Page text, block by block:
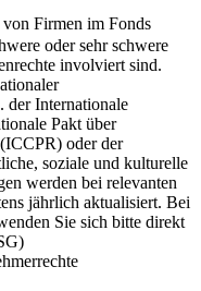
Firmen im Fonds
oder sehr schwere
involviert sind.
der Internationale
Pakt über
oder der
soziale und kulturelle
werden bei relevanten
jährlich aktualisiert. Bei
Sie sich bitte direkt